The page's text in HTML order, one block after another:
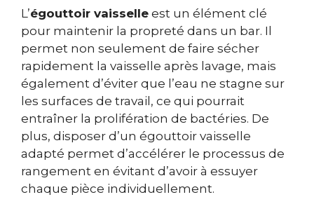
L’égouttoir vaisselle est un élément clé
pour maintenir la propreté dans un bar. Il
permet non seulement de faire sécher
rapidement la vaisselle après lavage, mais
également d’éviter que l’eau ne stagne sur
les surfaces de travail, ce qui pourrait
entraîner la prolifération de bactéries. De
plus, disposer d’un égouttoir vaisselle
adapté permet d’accélérer le processus de
rangement en évitant d’avoir à essuyer
chaque pièce individuellement.